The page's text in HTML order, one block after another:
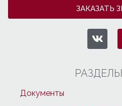
ЗАКАЗАТЬ
Документы